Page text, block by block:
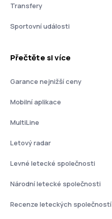
Transfery
Sportovní události
Přečtěte si více
Garance nejnižší ceny
Mobilní aplikace
MultiLine
Letový radar
Levné letecké společnosti
Národní letecké společnosti
Recenze leteckých společností